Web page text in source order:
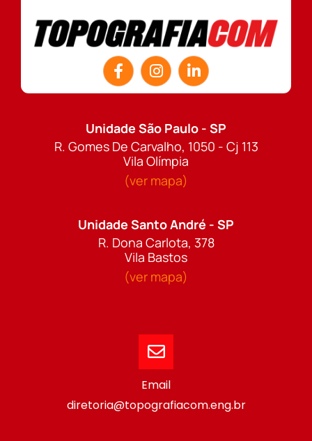
Unidade São Paulo - SP
R. Gomes De Carvalho, 1050 - Cj 113
Vila Olímpia
(ver mapa)
Unidade Santo André - SP
R. Dona Carlota, 378
Vila Bastos
(ver mapa)
Email
diretoria@topografiacom.eng.br